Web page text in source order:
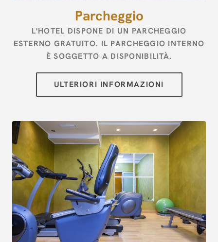
Parcheggio
L'HOTEL DISPONE DI UN PARCHEGGIO
ESTERNO GRATUITO. IL PARCHEGGIO INTERNO
È SOGGETTO A DISPONIBILITÀ.